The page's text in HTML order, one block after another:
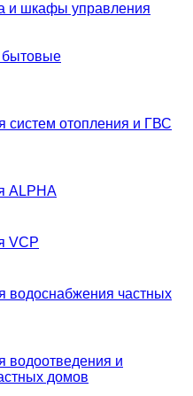
и шкафы управления
бытовые
систем отопления и ГВС
ALPHA
VCP
водоснабжения частных
водоотведения и
домов